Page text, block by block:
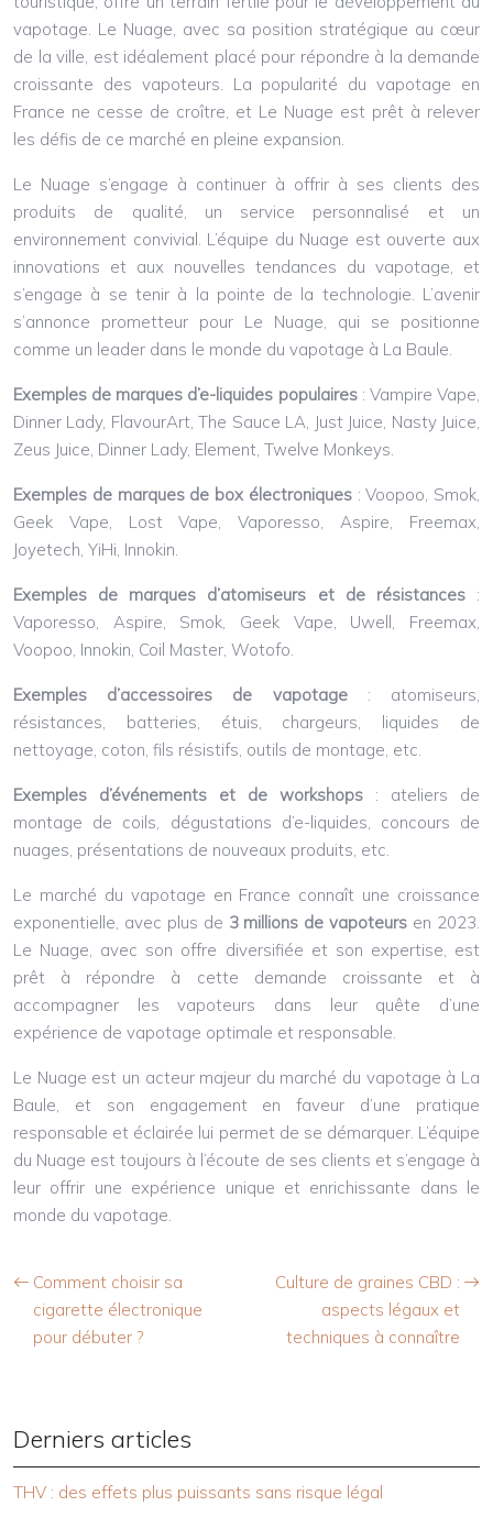
vapotage. Le Nuage, avec sa position stratégique au cœur
de la ville, est idéalement placé pour répondre à la demande
croissante des vapoteurs. La popularité du vapotage en
France ne cesse de croître, et Le Nuage est prêt à relever
les défis de ce marché en pleine expansion.
Le Nuage s’engage à continuer à offrir à ses clients des
produits de qualité, un service personnalisé et un
environnement convivial. L’équipe du Nuage est ouverte aux
innovations et aux nouvelles tendances du vapotage, et
s’engage à se tenir à la pointe de la technologie. L’avenir
s’annonce prometteur pour Le Nuage, qui se positionne
comme un leader dans le monde du vapotage à La Baule.
Exemples de marques d’e-liquides populaires : Vampire Vape,
Dinner Lady, FlavourArt, The Sauce LA, Just Juice, Nasty Juice,
Zeus Juice, Dinner Lady, Element, Twelve Monkeys.
Exemples de marques de box électroniques : Voopoo, Smok,
Geek Vape, Lost Vape, Vaporesso, Aspire, Freemax,
Joyetech, YiHi, Innokin.
Exemples de marques d’atomiseurs et de résistances :
Vaporesso, Aspire, Smok, Geek Vape, Uwell, Freemax,
Voopoo, Innokin, Coil Master, Wotofo.
Exemples d’accessoires de vapotage : atomiseurs,
résistances, batteries, étuis, chargeurs, liquides de
nettoyage, coton, fils résistifs, outils de montage, etc.
Exemples d’événements et de workshops : ateliers de
montage de coils, dégustations d’e-liquides, concours de
nuages, présentations de nouveaux produits, etc.
Le marché du vapotage en France connaît une croissance
exponentielle, avec plus de 3 millions de vapoteurs en 2023.
Le Nuage, avec son offre diversifiée et son expertise, est
prêt à répondre à cette demande croissante et à
accompagner les vapoteurs dans leur quête d’une
expérience de vapotage optimale et responsable.
Le Nuage est un acteur majeur du marché du vapotage à La
Baule, et son engagement en faveur d’une pratique
responsable et éclairée lui permet de se démarquer. L’équipe
du Nuage est toujours à l’écoute de ses clients et s’engage à
leur offrir une expérience unique et enrichissante dans le
monde du vapotage.
Comment choisir sa
cigarette électronique
pour débuter ?
Culture de graines CBD :
aspects légaux et
techniques à connaître
Derniers articles
THV : des effets plus puissants sans risque légal